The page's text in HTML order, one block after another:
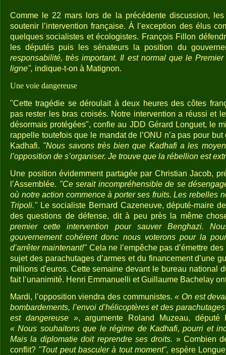
Comme le 22 mars lors de la précédente discussion, les
soutenir l’intervention française. À l’exception des élus
quelques socialistes et écologistes. François Fillon
les députés puis les sénateurs la position du
responsabilité, très important. Il est normal que le
ligne", indique-t-on à Matignon.
Une voie dangereuse
"Cette tragédie se déroulait à deux heures des côtes
pas rester les bras croisés. Notre intervention a réussi et
désormais protégées", confie au JDD Gérard Longuet, le
rappelle toutefois que le mandat de l’ONU n’a pas pour
Kadhafi. "Nous savons très bien que Kadhafi a les
l’opposition de s’organiser. Je trouve que la rébellion est
Une position évidemment partagée par Christian Jacob,
l’Assemblée. "Ce serait incompréhensible de se
où notre action commence à porter ses fruits. Les rebelles
Tripoli."Le socialiste Bernard Cazeneuve, député-maire
des questions de défense, dit à peu près la même
premier cette intervention pour sauver Benghazi.
gouvernement cohérent donc nous voterons pour la
d’arrêter maintenant!"Cela ne l’empêche pas d’émettre des
sujet des parachutages d’armes et du financement d’une
millions d'euros. Cette semaine devant le bureau national
fait l’unanimité. Henri Emmanuelli et Guillaume Bachelay
Mardi, l’opposition viendra des communistes.« On est
bombardements, l’envoi d’hélicoptères et des
est dangereuse », argumente Roland Muzeau, député
« Nous souhaitons que le régime de Kadhafi, pourri et
Mais la diplomatie doit reprendre ses droits. » Combien
conflit? "Tout peut basculer à tout moment", espère